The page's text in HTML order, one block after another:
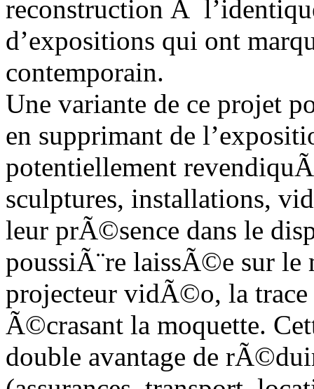
reconstruction Ã
d’expositions qui ont
contemporain.
Une variante de ce projet
en supprimant de
potentiellement
sculptures, installations,
leur prÃ©sence dans le
poussiÃ¨re laissÃ©e sur le
projecteur vidÃ©o, la trace
Ã©crasant la moquette.
double avantage de